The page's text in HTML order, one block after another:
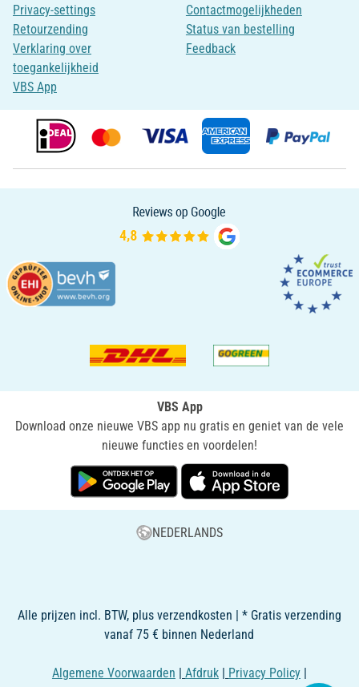
Privacy-settings
Retourzending
Verklaring over
toegankelijkheid
VBS App
Contactmogelijkheden
Status van bestelling
Feedback
VBS App
Download onze nieuwe VBS app nu gratis en geniet van de vele
nieuwe functies en voordelen!
NEDERLANDS
Alle prijzen incl. BTW, plus verzendkosten | * Gratis verzending
vanaf 75 € binnen Nederland
Algemene Voorwaarden | Afdruk | Privacy Policy |